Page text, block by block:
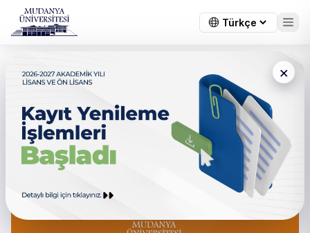
×
← Tüm duyurular
T.C. Mudanya Üniversitesi
Erasmus+ Öğrenim
Hareketliliği Hakkında